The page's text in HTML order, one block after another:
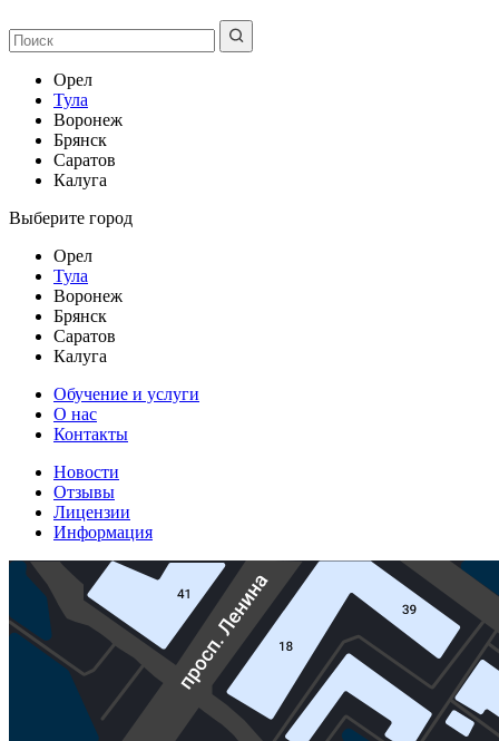
Орел
Тула
Воронеж
Брянск
Саратов
Калуга
Выберите город
Орел
Тула
Воронеж
Брянск
Саратов
Калуга
Обучение и услуги
О нас
Контакты
Новости
Отзывы
Лицензии
Информация